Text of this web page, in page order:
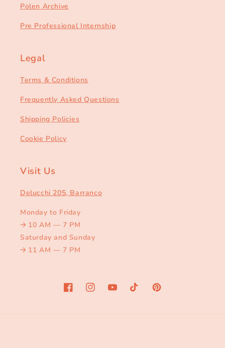
Polen Archive
Pre Professional Internship
Legal
Terms & Conditions
Frequently Asked Questions
Shipping Policies
Cookie Policy
Visit Us
Delucchi 205, Barranco
Monday to Friday
🡢 10 AM — 7 PM
Saturday and Sunday
🡢 11 AM — 7 PM
FacebookInstagramYouTubeTikTok Pinterest